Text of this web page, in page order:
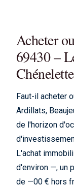
Acheter
69430 –
Faut-il acheter
Ardillats,
de l'horizon
L'achat
d'environ —, un
de —00 € hors